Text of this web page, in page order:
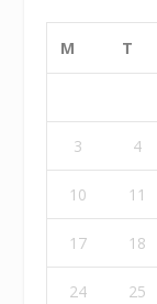
M T
3 4
10 11
17 18
24 25